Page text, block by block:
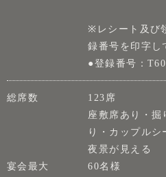
※レシート及び
録番号を印字し
●登録番号：
総席数
123席
座敷席あり・掘
り・カップルシ
夜景が見える
宴会最大
60名様